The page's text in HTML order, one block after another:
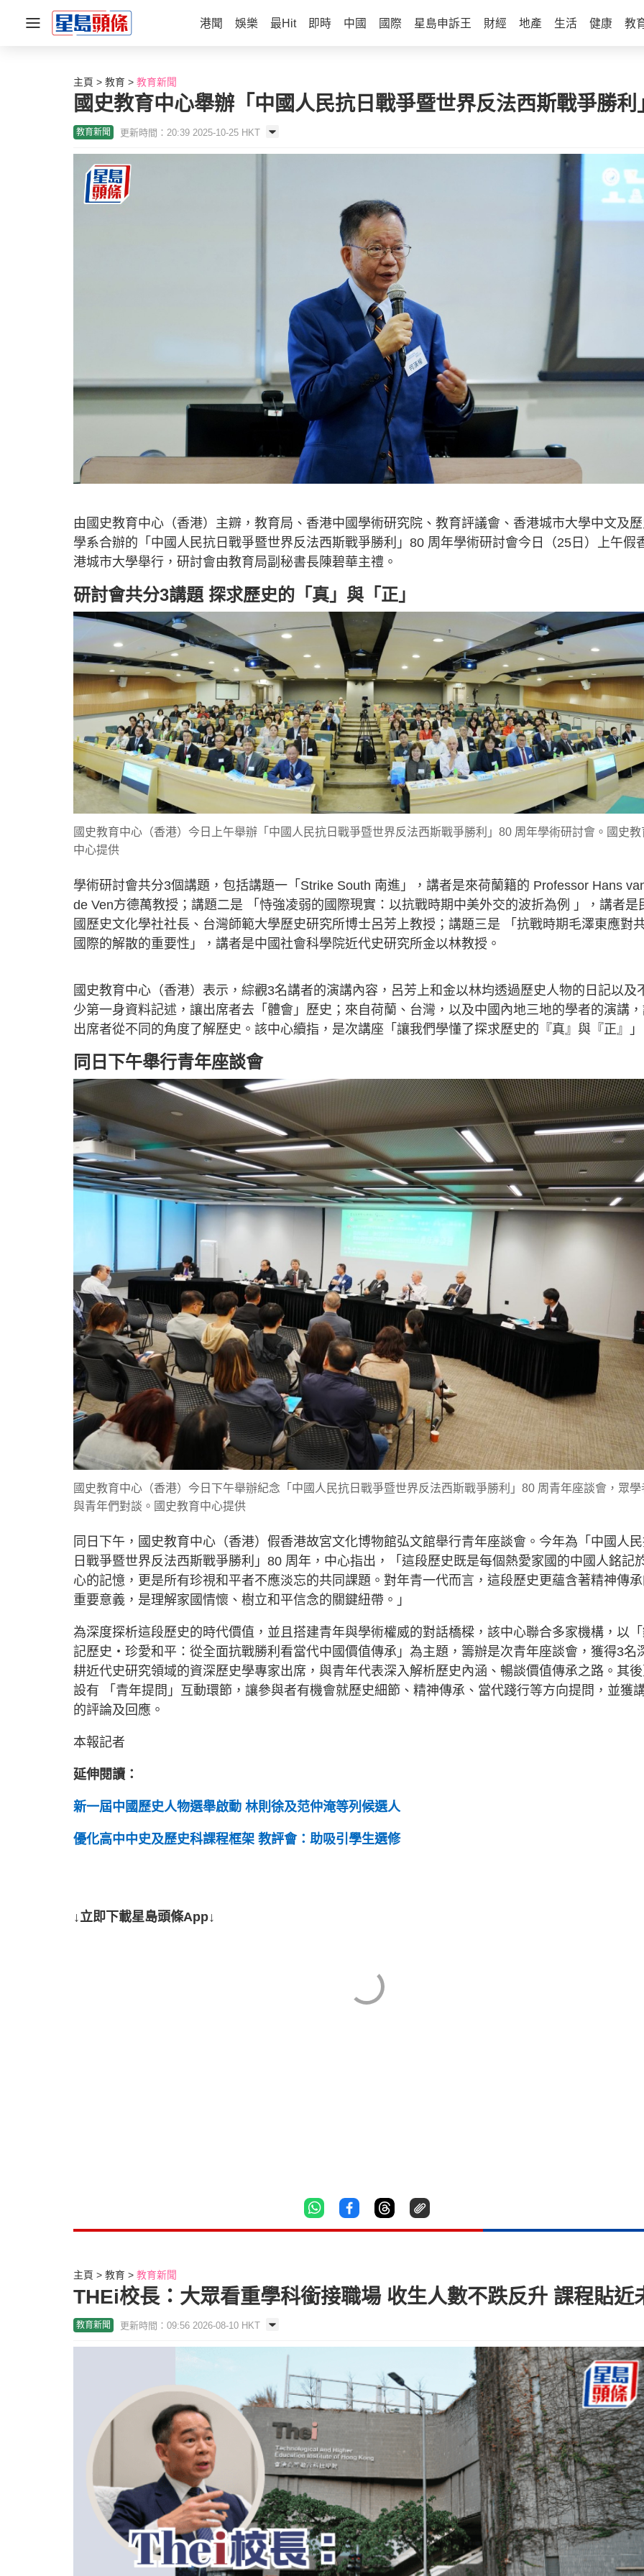
港聞 娛樂 最Hit 即時 中國 國際 星島申訴王 財經 地產 生活 健康 教
主頁 教育 教育新聞
國史教育中心舉辦「中國人民抗日戰爭暨世界反法西斯戰爭勝
教育新聞 更新時間：20:39 2025-10-25 HKT
由國史教育中心（香港）主辧，教育局、香港中國學術研究院、教育評議會、香港城市大學中文及歷
學系合辦的「中國人民抗日戰爭暨世界反法西斯戰爭勝利」80 周年學術研討會今日（25日）上午假
港城市大學舉行，研討會由教育局副秘書長陳碧華主禮。
研討會共分3講題 探求歷史的「真」與「正」
國史教育中心（香港）今日上午舉辦「中國人民抗日戰爭暨世界反法西斯戰爭勝利」80 周年學術研討會。國史教
中心提供
學術研討會共分3個講題，包括講題一「Strike South 南進」，講者是來荷蘭籍的 Professor Hans
de Ven方德萬教授；講題二是 「恃強凌弱的國際現實：以抗戰時期中美外交的波折為例 」，講者是
國歷史文化學社社長、台灣師範大學歷史研究所博士呂芳上教授；講題三是 「抗戰時期毛澤東應對
國際的解散的重要性」，講者是中國社會科學院近代史研究所金以林教授。
國史教育中心（香港）表示，綜觀3名講者的演講內容，呂芳上和金以林均透過歷史人物的日記以及
少第一身資料記述，讓出席者去「體會」歷史；來自荷蘭、台灣，以及中國內地三地的學者的演講
出席者從不同的角度了解歷史。該中心續指，是次講座「讓我們學懂了探求歷史的『真』與『正』」
同日下午舉行青年座談會
國史教育中心（香港）今日下午舉辦紀念「中國人民抗日戰爭暨世界反法西斯戰爭勝利」80 周青年座談會，眾學
與青年們對談。國史教育中心提供
同日下午，國史教育中心（香港）假香港故宮文化博物館弘文館舉行青年座談會。今年為「中國人
日戰爭暨世界反法西斯戰爭勝利」80 周年，中心指出，「這段歷史既是每個熱愛家國的中國人銘記
心的記憶，更是所有珍視和平者不應淡忘的共同課題。對年青一代而言，這段歷史更蘊含著精神傳
重要意義，是理解家國情懷、樹立和平信念的關鍵紐帶。」
為深度探析這段歷史的時代價值，並且搭建青年與學術權威的對話橋樑，該中心聯合多家機構，以
記歷史・珍愛和平：從全面抗戰勝利看當代中國價值傳承」為主題，籌辦是次青年座談會，獲得3名
耕近代史研究領域的資深歷史學專家出席，與青年代表深入解析歷史內涵、暢談價值傳承之路。其
設有 「青年提問」互動環節，讓參與者有機會就歷史細節、精神傳承、當代踐行等方向提問，並獲
的評論及回應。
本報記者
延伸閱讀：
新一屆中國歷史人物選舉啟動 林則徐及范仲淹等列候選人
優化高中中史及歷史科課程框架 教評會：助吸引學生選修
↓立即下載星島頭條App↓
主頁 教育 教育新聞
THEi校長：大眾看重學科銜接職場 收生人數不跌反升 課程貼近
教育新聞 更新時間：09:56 2026-08-10 HKT